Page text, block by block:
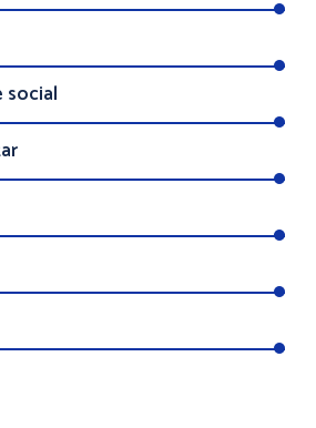
social